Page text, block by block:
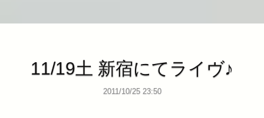
11/19土 新宿にてライヴ♪
2011/10/25 23:50